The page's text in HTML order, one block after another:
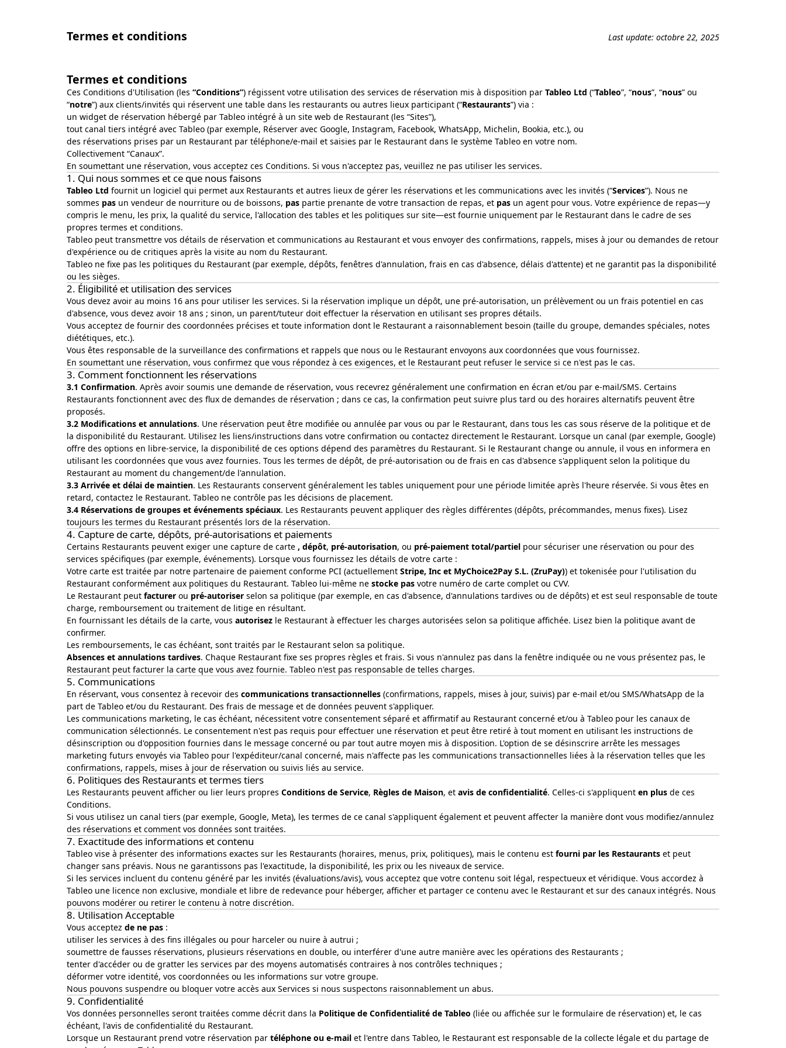
Termes et conditions Last update: octobre 22, 2025
Termes et conditions
Ces Conditions d'Utilisation (les “Conditions”) régissent votre utilisation des services de réservation mis à disposition par Tableo Ltd (“Tableo”, “nous”, “nous” ou
“notre”) aux clients/invités qui réservent une table dans les restaurants ou autres lieux participant (“Restaurants”) via :
un widget de réservation hébergé par Tableo intégré à un site web de Restaurant (les “Sites”),
tout canal tiers intégré avec Tableo (par exemple, Réserver avec Google, Instagram, Facebook, WhatsApp, Michelin, Bookia, etc.), ou
des réservations prises par un Restaurant par téléphone/e-mail et saisies par le Restaurant dans le système Tableo en votre nom.
Collectivement “Canaux”.
En soumettant une réservation, vous acceptez ces Conditions. Si vous n'acceptez pas, veuillez ne pas utiliser les services.
1. Qui nous sommes et ce que nous faisons
Tableo Ltd fournit un logiciel qui permet aux Restaurants et autres lieux de gérer les réservations et les communications avec les invités (“Services”). Nous ne
sommes pas un vendeur de nourriture ou de boissons, pas partie prenante de votre transaction de repas, et pas un agent pour vous. Votre expérience de repas—y
compris le menu, les prix, la qualité du service, l'allocation des tables et les politiques sur site—est fournie uniquement par le Restaurant dans le cadre de ses
propres termes et conditions.
Tableo peut transmettre vos détails de réservation et communications au Restaurant et vous envoyer des confirmations, rappels, mises à jour ou demandes de retour
d'expérience ou de critiques après la visite au nom du Restaurant.
Tableo ne fixe pas les politiques du Restaurant (par exemple, dépôts, fenêtres d'annulation, frais en cas d'absence, délais d'attente) et ne garantit pas la disponibilité
ou les sièges.
2. Éligibilité et utilisation des services
Vous devez avoir au moins 16 ans pour utiliser les services. Si la réservation implique un dépôt, une pré-autorisation, un prélèvement ou un frais potentiel en cas
d'absence, vous devez avoir 18 ans ; sinon, un parent/tuteur doit effectuer la réservation en utilisant ses propres détails.
Vous acceptez de fournir des coordonnées précises et toute information dont le Restaurant a raisonnablement besoin (taille du groupe, demandes spéciales, notes
diététiques, etc.).
Vous êtes responsable de la surveillance des confirmations et rappels que nous ou le Restaurant envoyons aux coordonnées que vous fournissez.
En soumettant une réservation, vous confirmez que vous répondez à ces exigences, et le Restaurant peut refuser le service si ce n'est pas le cas.
3. Comment fonctionnent les réservations
3.1 Confirmation. Après avoir soumis une demande de réservation, vous recevrez généralement une confirmation en écran et/ou par e-mail/SMS. Certains
Restaurants fonctionnent avec des flux de demandes de réservation ; dans ce cas, la confirmation peut suivre plus tard ou des horaires alternatifs peuvent être
proposés.
3.2 Modifications et annulations. Une réservation peut être modifiée ou annulée par vous ou par le Restaurant, dans tous les cas sous réserve de la politique et de
la disponibilité du Restaurant. Utilisez les liens/instructions dans votre confirmation ou contactez directement le Restaurant. Lorsque un canal (par exemple, Google)
offre des options en libre-service, la disponibilité de ces options dépend des paramètres du Restaurant. Si le Restaurant change ou annule, il vous en informera en
utilisant les coordonnées que vous avez fournies. Tous les termes de dépôt, de pré-autorisation ou de frais en cas d'absence s'appliquent selon la politique du
Restaurant au moment du changement/de l'annulation.
3.3 Arrivée et délai de maintien. Les Restaurants conservent généralement les tables uniquement pour une période limitée après l'heure réservée. Si vous êtes en
retard, contactez le Restaurant. Tableo ne contrôle pas les décisions de placement.
3.4 Réservations de groupes et événements spéciaux. Les Restaurants peuvent appliquer des règles différentes (dépôts, précommandes, menus fixes). Lisez
toujours les termes du Restaurant présentés lors de la réservation.
4. Capture de carte, dépôts, pré-autorisations et paiements
Certains Restaurants peuvent exiger une capture de carte , dépôt, pré-autorisation, ou pré-paiement total/partiel pour sécuriser une réservation ou pour des
services spécifiques (par exemple, événements). Lorsque vous fournissez les détails de votre carte :
Votre carte est traitée par notre partenaire de paiement conforme PCI (actuellement Stripe, Inc et MyChoice2Pay S.L. (ZruPay)) et tokenisée pour l'utilisation du
Restaurant conformément aux politiques du Restaurant. Tableo lui-même ne stocke pas votre numéro de carte complet ou CVV.
Le Restaurant peut facturer ou pré-autoriser selon sa politique (par exemple, en cas d'absence, d'annulations tardives ou de dépôts) et est seul responsable de toute
charge, remboursement ou traitement de litige en résultant.
En fournissant les détails de la carte, vous autorisez le Restaurant à effectuer les charges autorisées selon sa politique affichée. Lisez bien la politique avant de
confirmer.
Les remboursements, le cas échéant, sont traités par le Restaurant selon sa politique.
Absences et annulations tardives. Chaque Restaurant fixe ses propres règles et frais. Si vous n'annulez pas dans la fenêtre indiquée ou ne vous présentez pas, le
Restaurant peut facturer la carte que vous avez fournie. Tableo n'est pas responsable de telles charges.
5. Communications
En réservant, vous consentez à recevoir des communications transactionnelles (confirmations, rappels, mises à jour, suivis) par e-mail et/ou SMS/WhatsApp de la
part de Tableo et/ou du Restaurant. Des frais de message et de données peuvent s'appliquer.
Les communications marketing, le cas échéant, nécessitent votre consentement séparé et affirmatif au Restaurant concerné et/ou à Tableo pour les canaux de
communication sélectionnés. Le consentement n'est pas requis pour effectuer une réservation et peut être retiré à tout moment en utilisant les instructions de
désinscription ou d'opposition fournies dans le message concerné ou par tout autre moyen mis à disposition. L'option de se désinscrire arrête les messages
marketing futurs envoyés via Tableo pour l'expéditeur/canal concerné, mais n'affecte pas les communications transactionnelles liées à la réservation telles que les
confirmations, rappels, mises à jour de réservation ou suivis liés au service.
6. Politiques des Restaurants et termes tiers
Les Restaurants peuvent afficher ou lier leurs propres Conditions de Service, Règles de Maison, et avis de confidentialité. Celles-ci s'appliquent en plus de ces
Conditions.
Si vous utilisez un canal tiers (par exemple, Google, Meta), les termes de ce canal s'appliquent également et peuvent affecter la manière dont vous modifiez/annulez
des réservations et comment vos données sont traitées.
7. Exactitude des informations et contenu
Tableo vise à présenter des informations exactes sur les Restaurants (horaires, menus, prix, politiques), mais le contenu est fourni par les Restaurants et peut
changer sans préavis. Nous ne garantissons pas l'exactitude, la disponibilité, les prix ou les niveaux de service.
Si les services incluent du contenu généré par les invités (évaluations/avis), vous acceptez que votre contenu soit légal, respectueux et véridique. Vous accordez à
Tableo une licence non exclusive, mondiale et libre de redevance pour héberger, afficher et partager ce contenu avec le Restaurant et sur des canaux intégrés. Nous
pouvons modérer ou retirer le contenu à notre discrétion.
8. Utilisation Acceptable
Vous acceptez de ne pas :
utiliser les services à des fins illégales ou pour harceler ou nuire à autrui ;
soumettre de fausses réservations, plusieurs réservations en double, ou interférer d'une autre manière avec les opérations des Restaurants ;
tenter d'accéder ou de gratter les services par des moyens automatisés contraires à nos contrôles techniques ;
déformer votre identité, vos coordonnées ou les informations sur votre groupe.
Nous pouvons suspendre ou bloquer votre accès aux Services si nous suspectons raisonnablement un abus.
9. Confidentialité
Vos données personnelles seront traitées comme décrit dans la Politique de Confidentialité de Tableo (liée ou affichée sur le formulaire de réservation) et, le cas
échéant, l'avis de confidentialité du Restaurant.
Lorsque un Restaurant prend votre réservation par téléphone ou e-mail et l'entre dans Tableo, le Restaurant est responsable de la collecte légale et du partage de